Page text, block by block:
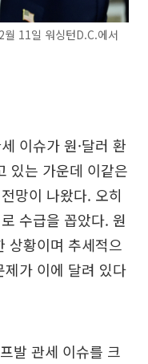
11일 워싱턴D.C.에서
이슈가 원·달러 환
있는 가운데 이같은
망이 나왔다. 오히
수급을 꼽았다. 원
상황이며 추세적으
가 이에 달려 있다
발 관세 이슈를 크